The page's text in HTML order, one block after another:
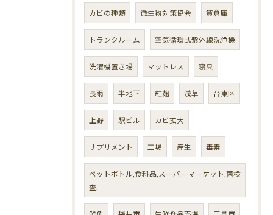
カビの種類 微生物対策協会 貸倉庫
トランクルーム 空気循環式紫外線洗浄機
洗濯機置き場 マットレス 寝具
長雨 半地下 紅麹 浅草 台東区
上野 駅ビル カビ拡大
サプリメント 工場 産生 毒素
ペットボトル,食料品,スーパーマーケット,菌検
査,